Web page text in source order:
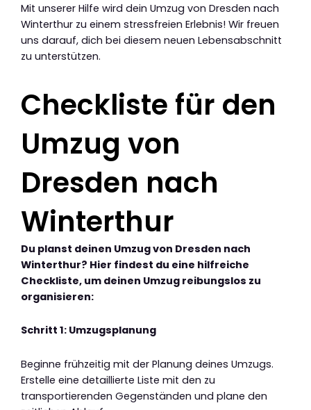
Mit unserer Hilfe wird dein Umzug von Dresden nach
Winterthur zu einem stressfreien Erlebnis! Wir freuen
uns darauf, dich bei diesem neuen Lebensabschnitt
zu unterstützen.
Checkliste für den
Umzug von
Dresden nach
Winterthur
Du planst deinen Umzug von Dresden nach
Winterthur? Hier findest du eine hilfreiche
Checkliste, um deinen Umzug reibungslos zu
organisieren:
Schritt 1: Umzugsplanung
Beginne frühzeitig mit der Planung deines Umzugs.
Erstelle eine detaillierte Liste mit den zu
transportierenden Gegenständen und plane den